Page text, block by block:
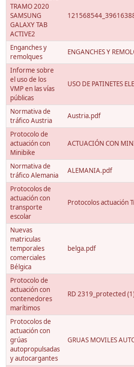
TRAMO 2020
SAMSUNG
GALAXY TAB
ACTIVE2
Enganches y
remolques
ENGANCHES Y
Informe sobre
el uso de los
VMP en las vías
públicas
USO DE PATINETES
Normativa de
tráfico Austria
Austria.pdf
Protocolo de
actuación con
Minibike
ACTUACIÓN CON
Normativa de
tráfico Alemania
ALEMANIA.pdf
Protocolos de
actuación con
transporte
escolar
Protocolos actuación
Nuevas
matriculas
temporales
comerciales
Bélgica
belga.pdf
Protocolo de
actuación con
contenedores
marítimos
RD 2319_protected
Protocolos de
actuación con
grúas
autopropulsadas
y autocargantes
GRUAS MOVILES